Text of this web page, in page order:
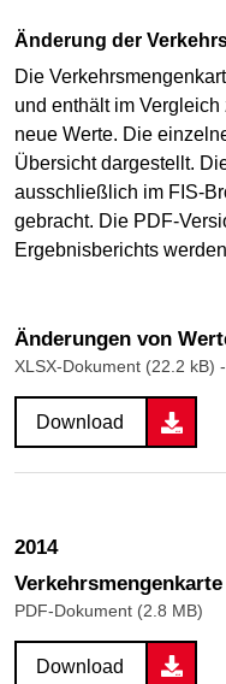
Änderung der
Die
und enthält im
neue Werte. Die
Übersicht dargestellt.
ausschließlich im FIS-
gebracht. Die PDF-
Ergebnisberichts
Änderungen von
XLSX-Dokument (22.2 kB)
Download
2014
PDF-Dokument (2.8 MB)
Download